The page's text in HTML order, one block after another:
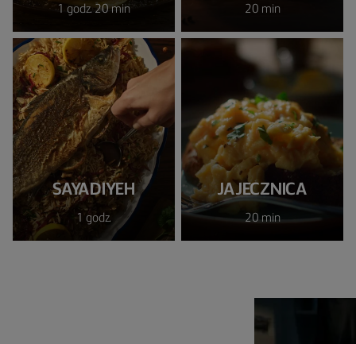
1 godz. 20 min 20 min
SAYADIYEH
1 godz.
JAJECZNICA
20 min